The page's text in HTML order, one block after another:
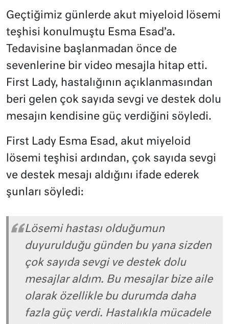
Geçtiğimiz günlerde akut miyeloid lösemi
teşhisi konulmuştu Esma Esad’a.
Tedavisine başlanmadan önce de
sevenlerine bir video mesajla hitap etti.
First Lady, hastalığının açıklanmasından
beri gelen çok sayıda sevgi ve destek dolu
mesajın kendisine güç verdiğini söyledi.
First Lady Esma Esad, akut miyeloid
lösemi teşhisi ardından, çok sayıda sevgi
ve destek mesajı aldığını ifade ederek
şunları söyledi:
Lösemi hastası olduğumun
duyurulduğu günden bu yana sizden
çok sayıda sevgi ve destek dolu
mesajlar aldım. Bu mesajlar bize aile
olarak özellikle bu durumda daha
fazla güç verdi. Hastalıkla mücadele